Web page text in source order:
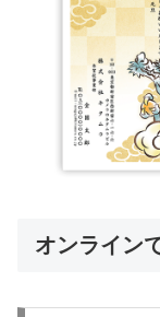
オンライン